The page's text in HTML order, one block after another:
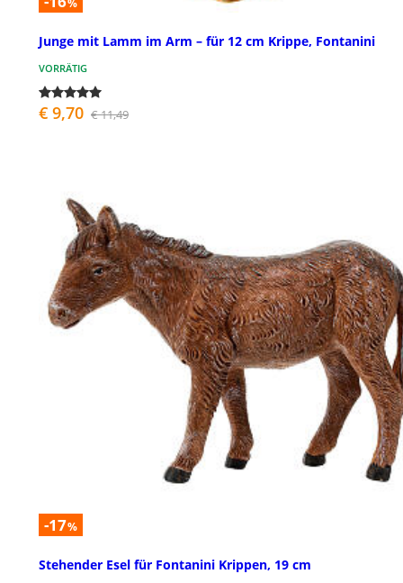
%
Junge mit Lamm im Arm – für 12 cm Krippe, Fontanini
VORRÄTIG
€ 9,70 € 11,49
-17%
Stehender Esel für Fontanini Krippen, 19 cm